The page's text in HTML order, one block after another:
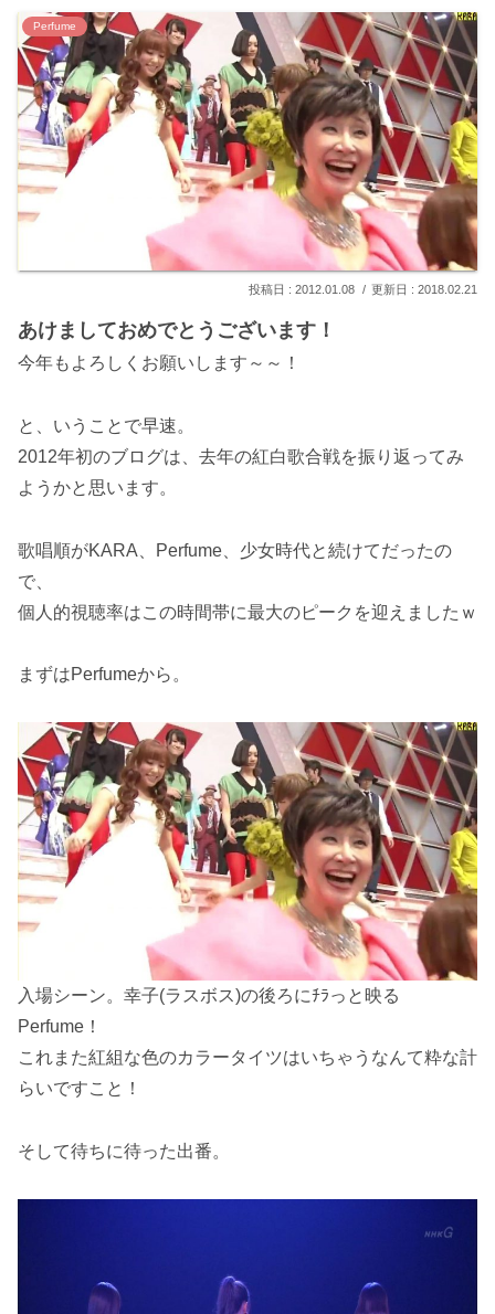
Perfume
2012.01.08 2018.02.21
あけましておめでとうございます！
今年もよろしくお願いします～～！
と、いうことで早速。
2012年初のブログは、去年の紅白歌合戦を振り返ってみ
ようかと思います。
歌唱順がKARA、Perfume、少女時代と続けてだったの
で、
個人的視聴率はこの時間帯に最大のピークを迎えましたｗ
まずはPerfumeから。
入場シーン。幸子(ラスボス)の後ろにﾁﾗっと映る
Perfume！
これまた紅組な色のカラータイツはいちゃうなんて粋な計
らいですこと！
そして待ちに待った出番。